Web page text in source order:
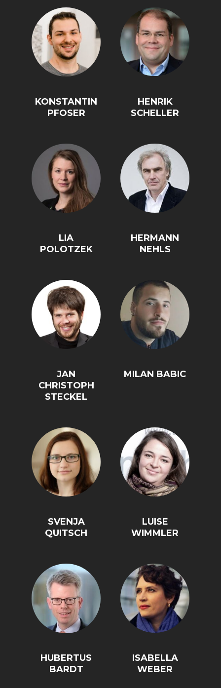
KONSTANTIN
PFOSER
HENRIK
SCHELLER
LIA
POLOTZEK
HERMANN
NEHLS
JAN
CHRISTOPH
STECKEL
MILAN BABIC
SVENJA
QUITSCH
LUISE
WIMMLER
HUBERTUS
BARDT
ISABELLA
WEBER